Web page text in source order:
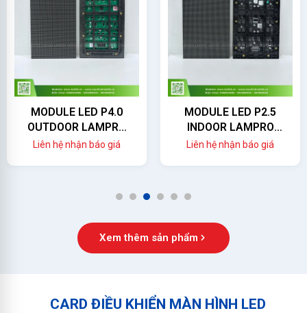
MODULE LED P4.0
OUTDOOR LAMPRO
(LC4.0PO)
Liên hệ nhận báo giá
MODULE LED P2.5
INDOOR LAMPRO
(LC2.5P)
Liên hệ nhận báo giá
1 2 3 4 5 6
Xem thêm sản phẩm
CARD ĐIỀU KHIỂN MÀN HÌNH LED